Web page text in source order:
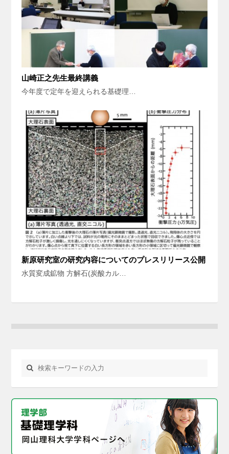
山崎正之先生最終講義
今年度で定年を迎えられる基礎理…
新原研究室の研究内容についてのプレスリリース公開
水質変成鉱物 方解石(炭酸カル…